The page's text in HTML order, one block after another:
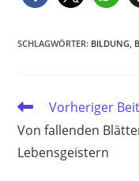
SCHLAGWÖRTER: BILDUNG
Weitere
ansehen
Vorheriger
Von fallenden
Lebensgeistern